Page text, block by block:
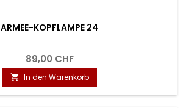
ARMEE-KOPFLAMPE 24
89,00 CHF
 In den Warenkorb